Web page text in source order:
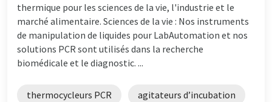
thermique pour les sciences de la vie, l'industrie et le
marché alimentaire. Sciences de la vie : Nos instruments
de manipulation de liquides pour LabAutomation et nos
solutions PCR sont utilisés dans la recherche
biomédicale et le diagnostic. ...
thermocycleurs PCR agitateurs d’incubation